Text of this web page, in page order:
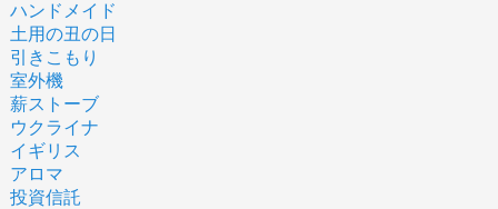
ハンドメイド
土用の丑の日
引きこもり
室外機
薪ストーブ
ウクライナ
イギリス
アロマ
投資信託